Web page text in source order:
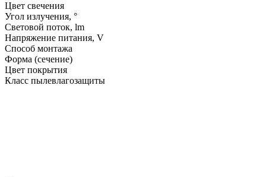
Цвет свечения
Угол излучения, °
Световой поток, lm
Напряжение питания, V
Способ монтажа
Форма (сечение)
Цвет покрытия
Класс пылевлагозащиты